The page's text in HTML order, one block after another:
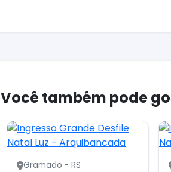
Você também pode
Gramado - RS